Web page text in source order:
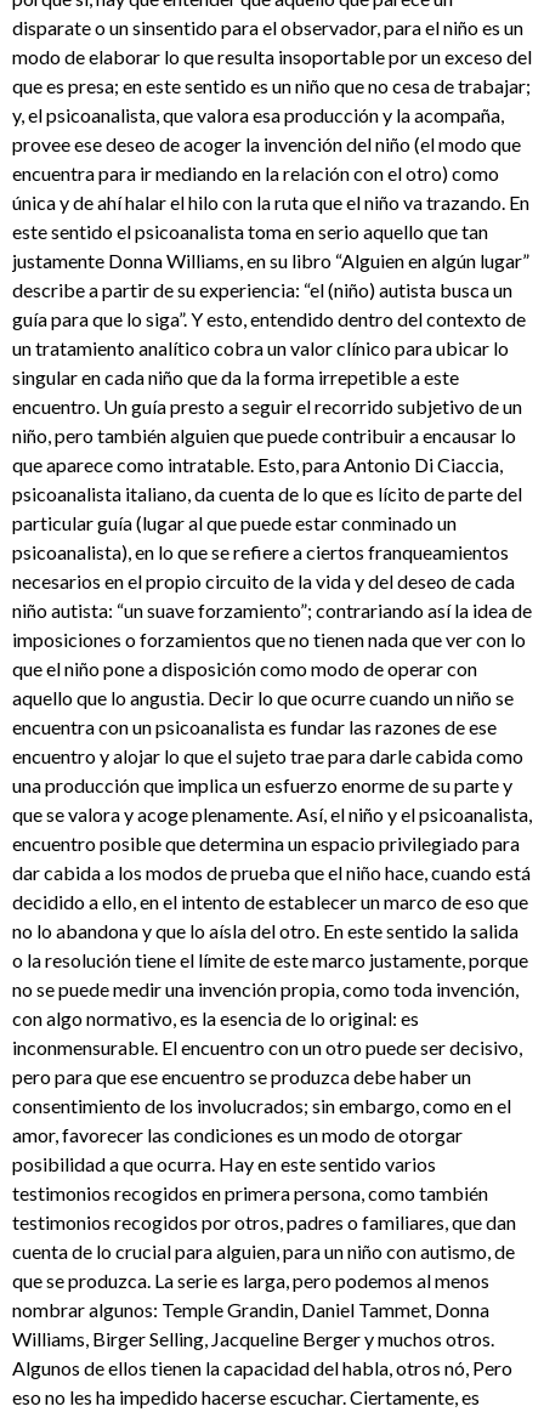
disparate o un sinsentido para el observador, para el niño es un
modo de elaborar lo que resulta insoportable por un exceso del
que es presa; en este sentido es un niño que no cesa de trabajar;
y, el psicoanalista, que valora esa producción y la acompaña,
provee ese deseo de acoger la invención del niño (el modo que
encuentra para ir mediando en la relación con el otro) como
única y de ahí halar el hilo con la ruta que el niño va trazando. En
este sentido el psicoanalista toma en serio aquello que tan
justamente Donna Williams, en su libro “Alguien en algún lugar”
describe a partir de su experiencia: “el (niño) autista busca un
guía para que lo siga”. Y esto, entendido dentro del contexto de
un tratamiento analítico cobra un valor clínico para ubicar lo
singular en cada niño que da la forma irrepetible a este
encuentro. Un guía presto a seguir el recorrido subjetivo de un
niño, pero también alguien que puede contribuir a encausar lo
que aparece como intratable. Esto, para Antonio Di Ciaccia,
psicoanalista italiano, da cuenta de lo que es lícito de parte del
particular guía (lugar al que puede estar conminado un
psicoanalista), en lo que se refiere a ciertos franqueamientos
necesarios en el propio circuito de la vida y del deseo de cada
niño autista: “un suave forzamiento”; contrariando así la idea de
imposiciones o forzamientos que no tienen nada que ver con lo
que el niño pone a disposición como modo de operar con
aquello que lo angustia. Decir lo que ocurre cuando un niño se
encuentra con un psicoanalista es fundar las razones de ese
encuentro y alojar lo que el sujeto trae para darle cabida como
una producción que implica un esfuerzo enorme de su parte y
que se valora y acoge plenamente. Así, el niño y el psicoanalista,
encuentro posible que determina un espacio privilegiado para
dar cabida a los modos de prueba que el niño hace, cuando está
decidido a ello, en el intento de establecer un marco de eso que
no lo abandona y que lo aísla del otro. En este sentido la salida
o la resolución tiene el límite de este marco justamente, porque
no se puede medir una invención propia, como toda invención,
con algo normativo, es la esencia de lo original: es
inconmensurable. El encuentro con un otro puede ser decisivo,
pero para que ese encuentro se produzca debe haber un
consentimiento de los involucrados; sin embargo, como en el
amor, favorecer las condiciones es un modo de otorgar
posibilidad a que ocurra. Hay en este sentido varios
testimonios recogidos en primera persona, como también
testimonios recogidos por otros, padres o familiares, que dan
cuenta de lo crucial para alguien, para un niño con autismo, de
que se produzca. La serie es larga, pero podemos al menos
nombrar algunos: Temple Grandin, Daniel Tammet, Donna
Williams, Birger Selling, Jacqueline Berger y muchos otros.
Algunos de ellos tienen la capacidad del habla, otros nó, Pero
eso no les ha impedido hacerse escuchar. Ciertamente, es